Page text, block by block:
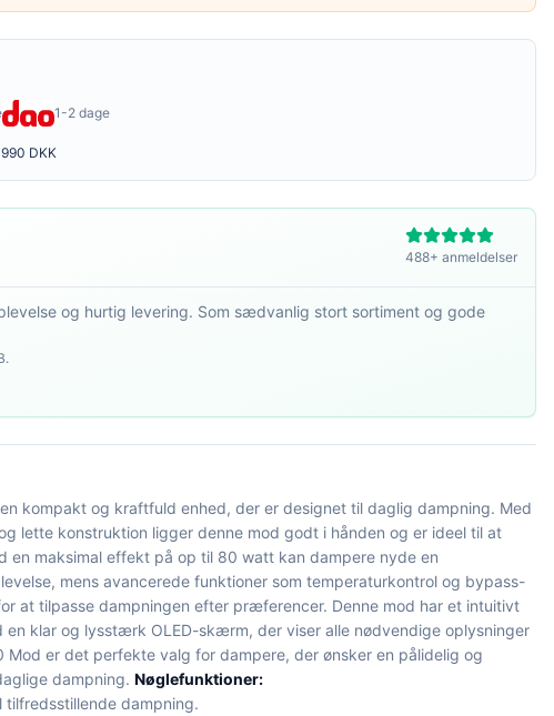
1-2 dage
DKK
488+ anmeldelser
og hurtig levering. Som sædvanlig stort sortiment og gode
kompakt og kraftfuld enhed, der er designet til daglig dampning. Med
lette konstruktion ligger denne mod godt i hånden og er ideel til at
en maksimal effekt på op til 80 watt kan dampere nyde en
mens avancerede funktioner som temperaturkontrol og bypass-
at tilpasse dampningen efter præferencer. Denne mod har et intuitivt
klar og lysstærk OLED-skærm, der viser alle nødvendige oplysninger
Mod er det perfekte valg for dampere, der ønsker en pålidelig og
dampning. Nøglefunktioner:
tilfredsstillende dampning.